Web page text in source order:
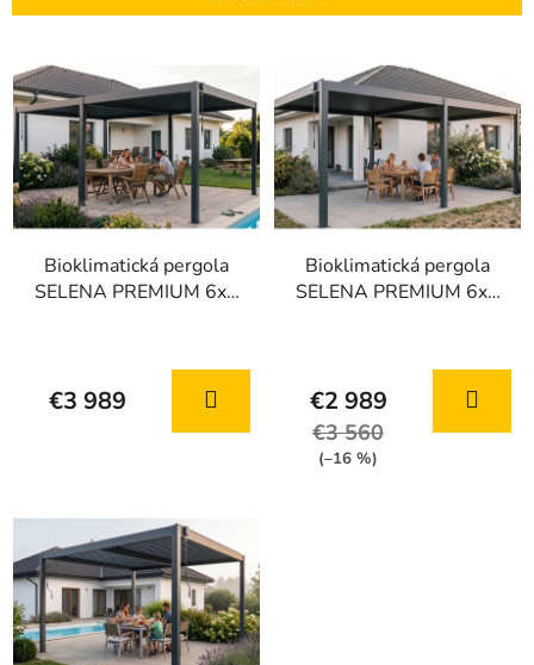
n
e
p
r
o
d
u
ý
p
i
s
p
r
Bioklimatická pergola
SELENA PREMIUM 6x4
€3 989
Bioklimatická pergola
SELENA PREMIUM 6x3
€2 989
€3 560
(–16 %)